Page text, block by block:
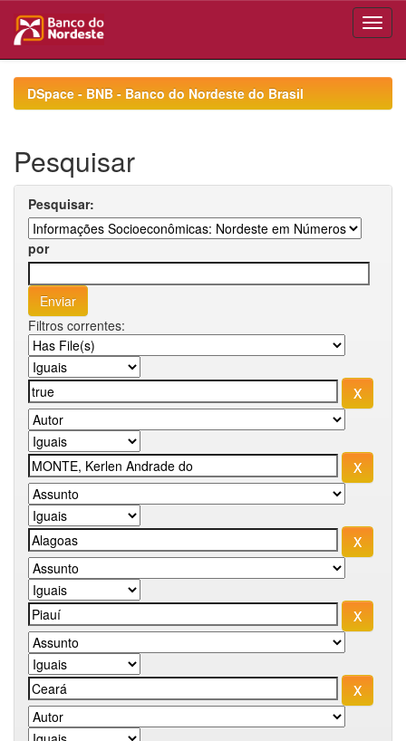
navigationDSpace - BNB - Banco do Nordeste do Brasil
Pesquisar
Pesquisar:
por
Filtros correntes: